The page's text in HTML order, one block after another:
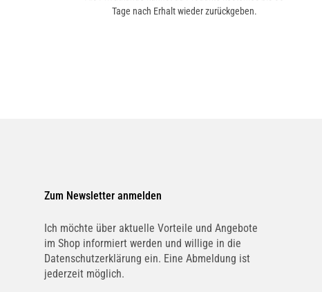
Tage nach Erhalt wieder zurückgeben.
Zum Newsletter anmelden
Ich möchte über aktuelle Vorteile und Angebote
im Shop informiert werden und willige in die
Datenschutzerklärung ein. Eine Abmeldung ist
jederzeit möglich.